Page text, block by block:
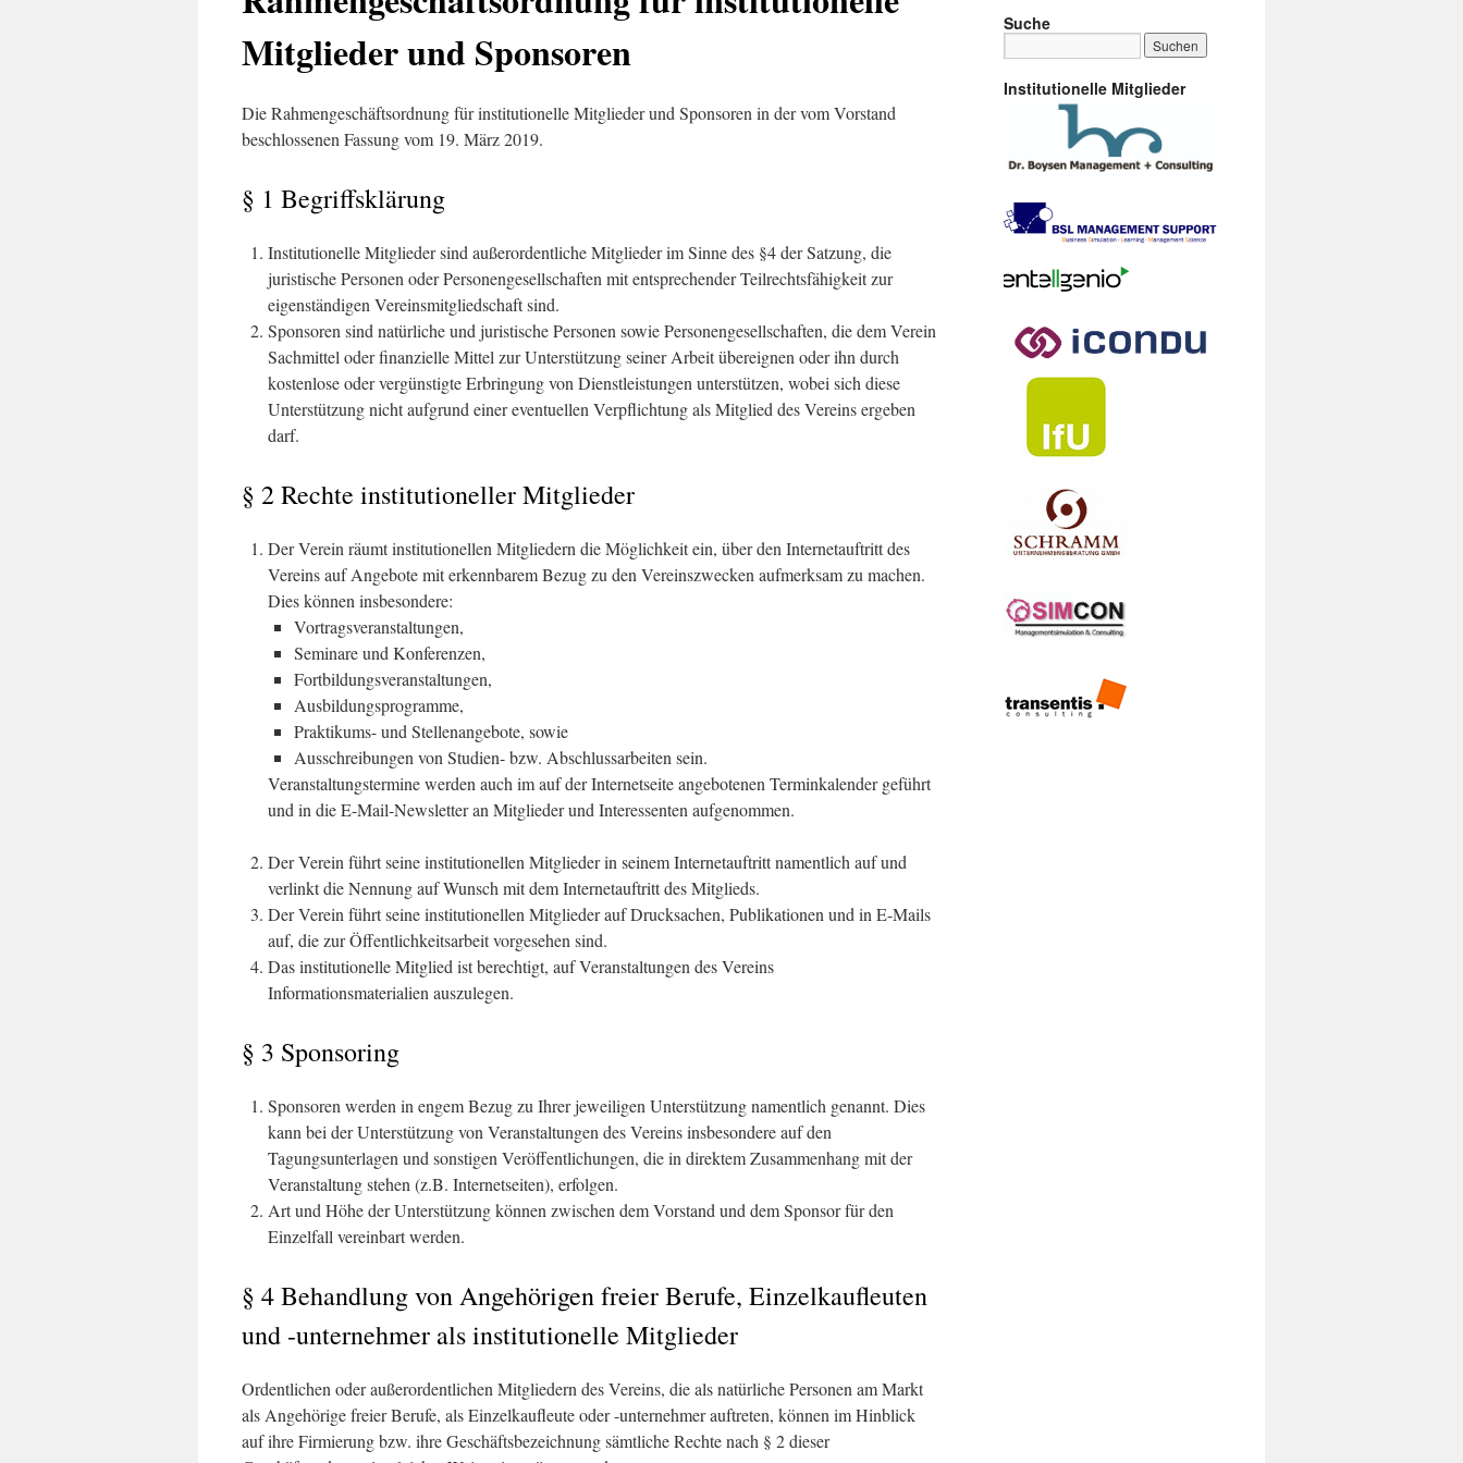
Mitglieder und Sponsoren
Die Rahmengeschäftsordnung für institutionelle Mitglieder und Sponsoren in der vom Vorstand
beschlossenen Fassung vom 19. März 2019.
§ 1 Begriffsklärung
Institutionelle Mitglieder sind außerordentliche Mitglieder im Sinne des §4 der Satzung, die
juristische Personen oder Personengesellschaften mit entsprechender Teilrechtsfähigkeit zur
eigenständigen Vereinsmitgliedschaft sind.
Sponsoren sind natürliche und juristische Personen sowie Personengesellschaften, die dem Verein
Sachmittel oder finanzielle Mittel zur Unterstützung seiner Arbeit übereignen oder ihn durch
kostenlose oder vergünstigte Erbringung von Dienstleistungen unterstützen, wobei sich diese
Unterstützung nicht aufgrund einer eventuellen Verpflichtung als Mitglied des Vereins ergeben
darf.
§ 2 Rechte institutioneller Mitglieder
Der Verein räumt institutionellen Mitgliedern die Möglichkeit ein, über den Internetauftritt des
Vereins auf Angebote mit erkennbarem Bezug zu den Vereinszwecken aufmerksam zu machen.
Dies können insbesondere:
Vortragsveranstaltungen,
Seminare und Konferenzen,
Fortbildungsveranstaltungen,
Ausbildungsprogramme,
Praktikums- und Stellenangebote, sowie
Ausschreibungen von Studien- bzw. Abschlussarbeiten sein.
Veranstaltungstermine werden auch im auf der Internetseite angebotenen Terminkalender geführt
und in die E-Mail-Newsletter an Mitglieder und Interessenten aufgenommen.
Der Verein führt seine institutionellen Mitglieder in seinem Internetauftritt namentlich auf und
verlinkt die Nennung auf Wunsch mit dem Internetauftritt des Mitglieds.
Der Verein führt seine institutionellen Mitglieder auf Drucksachen, Publikationen und in E-Mails
auf, die zur Öffentlichkeitsarbeit vorgesehen sind.
Das institutionelle Mitglied ist berechtigt, auf Veranstaltungen des Vereins
Informationsmaterialien auszulegen.
§ 3 Sponsoring
Sponsoren werden in engem Bezug zu Ihrer jeweiligen Unterstützung namentlich genannt. Dies
kann bei der Unterstützung von Veranstaltungen des Vereins insbesondere auf den
Tagungsunterlagen und sonstigen Veröffentlichungen, die in direktem Zusammenhang mit der
Veranstaltung stehen (z.B. Internetseiten), erfolgen.
Art und Höhe der Unterstützung können zwischen dem Vorstand und dem Sponsor für den
Einzelfall vereinbart werden.
§ 4 Behandlung von Angehörigen freier Berufe, Einzelkaufleuten
und -unternehmer als institutionelle Mitglieder
Ordentlichen oder außerordentlichen Mitgliedern des Vereins, die als natürliche Personen am Markt
als Angehörige freier Berufe, als Einzelkaufleute oder -unternehmer auftreten, können im Hinblick
auf ihre Firmierung bzw. ihre Geschäftsbezeichnung sämtliche Rechte nach § 2 dieser
Suche
Institutionelle Mitglieder